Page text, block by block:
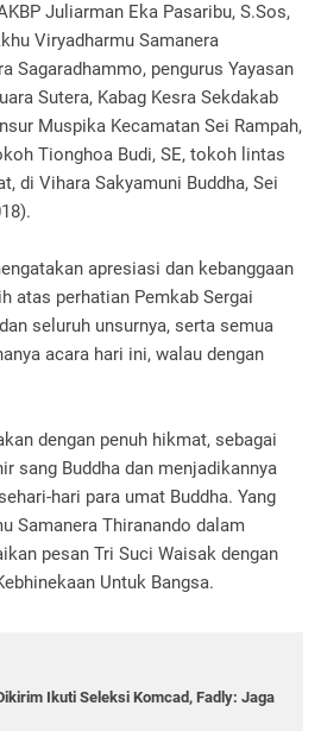
Juliarman Eka Pasaribu, S.Sos,
Viryadharmu Samanera
Sagaradhammo, pengurus Yayasan
Sutera, Kabag Kesra Sekdakab
Muspika Kecamatan Sei Rampah,
Tionghoa Budi, SE, tokoh lintas
di Vihara Sakyamuni Buddha, Sei
apresiasi dan kebanggaan
atas perhatian Pemkab Sergai
seluruh unsurnya, serta semua
acara hari ini, walau dengan
dengan penuh hikmat, sebagai
sang Buddha dan menjadikannya
hari para umat Buddha. Yang
Samanera Thiranando dalam
pesan Tri Suci Waisak dengan
Untuk Bangsa.
Ikuti Seleksi Komcad, Fadly: Jaga